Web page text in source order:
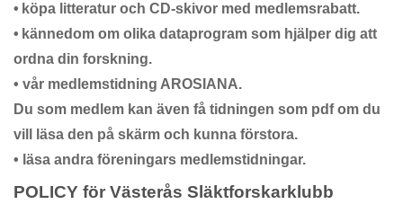
• köpa litteratur och CD-skivor med medlemsrabatt.
• kännedom om olika dataprogram som hjälper dig att
ordna din forskning.
• vår medlemstidning AROSIANA.
Du som medlem kan även få tidningen som pdf om du
vill läsa den på skärm och kunna förstora.
• läsa andra föreningars medlemstidningar.
POLICY för Västerås Släktforskarklubb